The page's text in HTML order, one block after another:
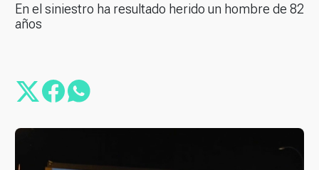
En el siniestro ha resultado herido un hombre de 82
años